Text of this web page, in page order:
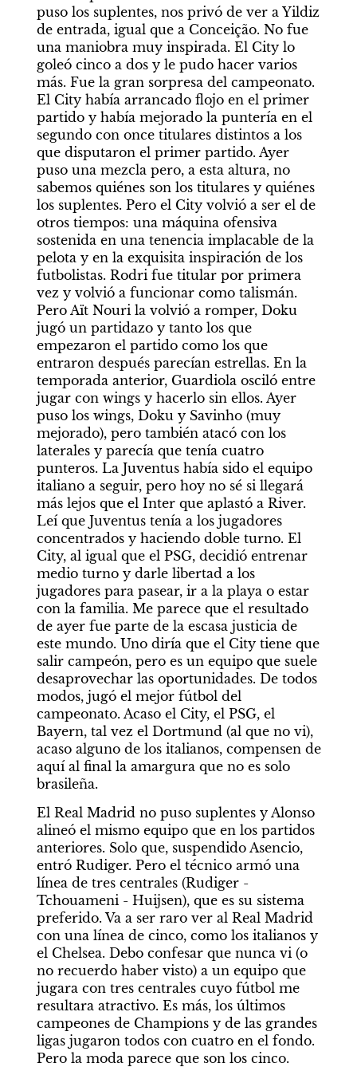
puso los suplentes, nos privó de ver a Yildiz
de entrada, igual que a Conceição. No fue
una maniobra muy inspirada. El City lo
goleó cinco a dos y le pudo hacer varios
más. Fue la gran sorpresa del campeonato.
El City había arrancado flojo en el primer
partido y había mejorado la puntería en el
segundo con once titulares distintos a los
que disputaron el primer partido. Ayer
puso una mezcla pero, a esta altura, no
sabemos quiénes son los titulares y quiénes
los suplentes. Pero el City volvió a ser el de
otros tiempos: una máquina ofensiva
sostenida en una tenencia implacable de la
pelota y en la exquisita inspiración de los
futbolistas. Rodri fue titular por primera
vez y volvió a funcionar como talismán.
Pero Aït Nouri la volvió a romper, Doku
jugó un partidazo y tanto los que
empezaron el partido como los que
entraron después parecían estrellas. En la
temporada anterior, Guardiola osciló entre
jugar con wings y hacerlo sin ellos. Ayer
puso los wings, Doku y Savinho (muy
mejorado), pero también atacó con los
laterales y parecía que tenía cuatro
punteros. La Juventus había sido el equipo
italiano a seguir, pero hoy no sé si llegará
más lejos que el Inter que aplastó a River.
Leí que Juventus tenía a los jugadores
concentrados y haciendo doble turno. El
City, al igual que el PSG, decidió entrenar
medio turno y darle libertad a los
jugadores para pasear, ir a la playa o estar
con la familia. Me parece que el resultado
de ayer fue parte de la escasa justicia de
este mundo. Uno diría que el City tiene que
salir campeón, pero es un equipo que suele
desaprovechar las oportunidades. De todos
modos, jugó el mejor fútbol del
campeonato. Acaso el City, el PSG, el
Bayern, tal vez el Dortmund (al que no vi),
acaso alguno de los italianos, compensen de
aquí al final la amargura que no es solo
brasileña.
El Real Madrid no puso suplentes y Alonso
alineó el mismo equipo que en los partidos
anteriores. Solo que, suspendido Asencio,
entró Rudiger. Pero el técnico armó una
línea de tres centrales (Rudiger -
Tchouameni - Huijsen), que es su sistema
preferido. Va a ser raro ver al Real Madrid
con una línea de cinco, como los italianos y
el Chelsea. Debo confesar que nunca vi (o
no recuerdo haber visto) a un equipo que
jugara con tres centrales cuyo fútbol me
resultara atractivo. Es más, los últimos
campeones de Champions y de las grandes
ligas jugaron todos con cuatro en el fondo.
Pero la moda parece que son los cinco.